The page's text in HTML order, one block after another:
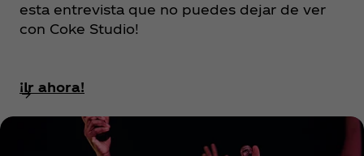
esta entrevista que no puedes dejar de ver
con Coke Studio!
¡Ir ahora!